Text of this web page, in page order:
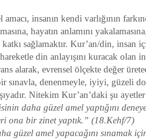
amacı, insanın kendi varlığının
hayatın anlamını
sağlamaktır. Kur’an/din, insan
din anlayışını kuracak olan
alarak, evrensel ölçekte değer
sınavla, denenmeyle, iyiyi, güzeli
Nitekim Kur’an’daki şu
daha güzel amel yaptığını
ona bir zinet yaptık.” (18.Kehf/7)
güzel amel yapacağını sınamak